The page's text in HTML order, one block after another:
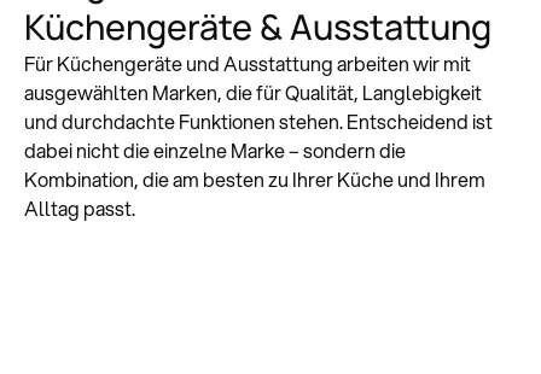
Küchengeräte & Ausstattung
Für Küchengeräte und Ausstattung arbeiten wir mit
ausgewählten Marken, die für Qualität, Langlebigkeit
und durchdachte Funktionen stehen. Entscheidend ist
dabei nicht die einzelne Marke – sondern die
Kombination, die am besten zu Ihrer Küche und Ihrem
Alltag passt.